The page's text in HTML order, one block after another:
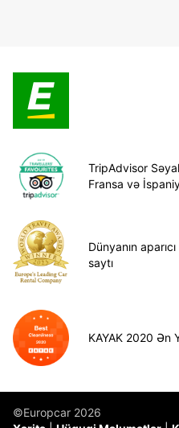
TripAdvisor
Fransa və
Dünyanın
saytı
KAYAK 2020 Ən
©Europcar 2026